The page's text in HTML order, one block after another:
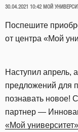
ОПУБЛИКОВАНО
30.04.2021 10:42 МОЙ
Поспешите
от центра «Мой
Наступил апрель,
предложений для
познавать новое!
партнер —
«Мой университет»